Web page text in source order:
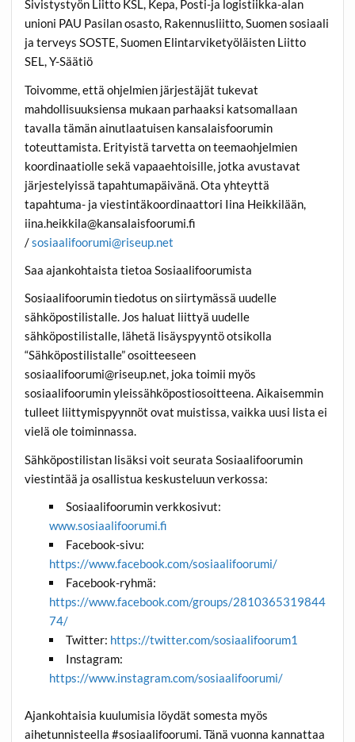
Sivistystyön Liitto KSL, Kepa, Posti-ja logistiikka-alan
unioni PAU Pasilan osasto, Rakennusliitto, Suomen sosiaali
ja terveys SOSTE, Suomen Elintarviketyöläisten Liitto
SEL, Y-Säätiö
Toivomme, että ohjelmien järjestäjät tukevat
mahdollisuuksiensa mukaan parhaaksi katsomallaan
tavalla tämän ainutlaatuisen kansalaisfoorumin
toteuttamista. Erityistä tarvetta on teemaohjelmien
koordinaatiolle sekä vapaaehtoisille, jotka avustavat
järjestelyissä tapahtumapäivänä. Ota yhteyttä
tapahtuma- ja viestintäkoordinaattori Iina Heikkilään,
iina.heikkila@kansalaisfoorumi.fi
/sosiaalifoorumi@riseup.net
Saa ajankohtaista tietoa Sosiaalifoorumista
Sosiaalifoorumin tiedotus on siirtymässä uudelle
sähköpostilistalle. Jos haluat liittyä uudelle
sähköpostilistalle, lähetä lisäyspyyntö otsikolla
“Sähköpostilistalle” osoitteeseen
sosiaalifoorumi@riseup.net, joka toimii myös
sosiaalifoorumin yleissähköpostiosoitteena. Aikaisemmin
tulleet liittymispyynnöt ovat muistissa, vaikka uusi lista ei
vielä ole toiminnassa.
Sähköpostilistan lisäksi voit seurata Sosiaalifoorumin
viestintää ja osallistua keskusteluun verkossa:
Sosiaalifoorumin verkkosivut:
www.sosiaalifoorumi.fi
Facebook-sivu:
https://www.facebook.com/sosiaalifoorumi/
Facebook-ryhmä:
https://www.facebook.com/groups/2810365319844
74/
Twitter: https://twitter.com/sosiaalifoorum1
Instagram:
https://www.instagram.com/sosiaalifoorumi/
Ajankohtaisia kuulumisia löydät somesta myös
aihetunnisteella #sosiaalifoorumi. Tänä vuonna kannattaa